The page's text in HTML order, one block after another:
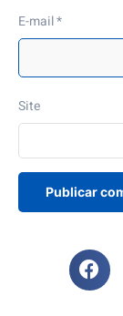
E-mail*
Site